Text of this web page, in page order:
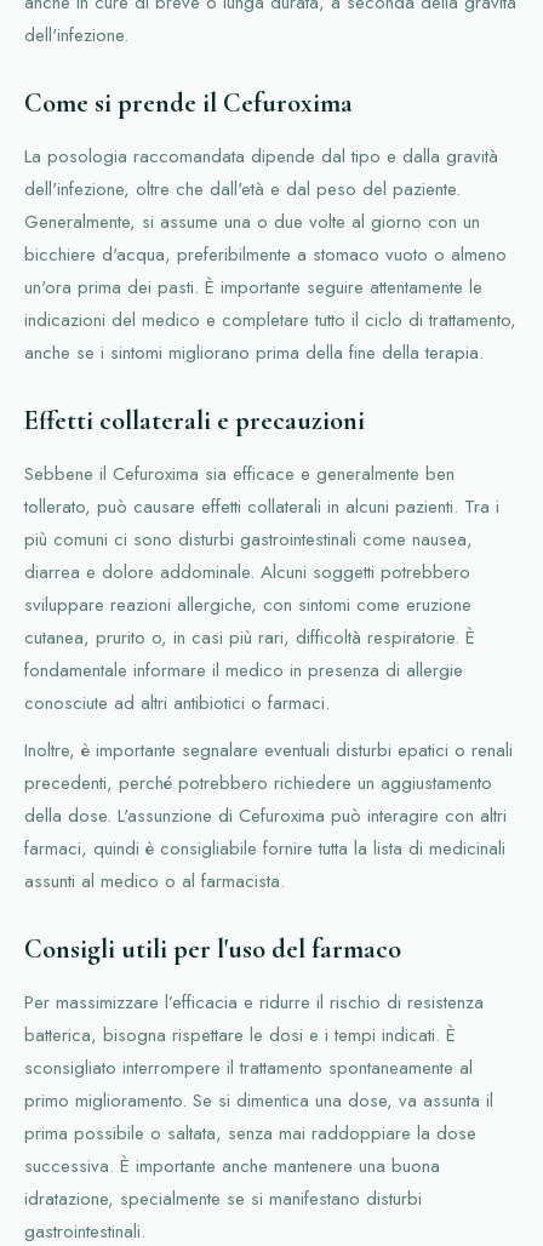
dell'infezione.
Come si prende il Cefuroxima
La posologia raccomandata dipende dal tipo e dalla gravità
dell'infezione, oltre che dall'età e dal peso del paziente.
Generalmente, si assume una o due volte al giorno con un
bicchiere d'acqua, preferibilmente a stomaco vuoto o almeno
un'ora prima dei pasti. È importante seguire attentamente le
indicazioni del medico e completare tutto il ciclo di trattamento,
anche se i sintomi migliorano prima della fine della terapia.
Effetti collaterali e precauzioni
Sebbene il Cefuroxima sia efficace e generalmente ben
tollerato, può causare effetti collaterali in alcuni pazienti. Tra i
più comuni ci sono disturbi gastrointestinali come nausea,
diarrea e dolore addominale. Alcuni soggetti potrebbero
sviluppare reazioni allergiche, con sintomi come eruzione
cutanea, prurito o, in casi più rari, difficoltà respiratorie. È
fondamentale informare il medico in presenza di allergie
conosciute ad altri antibiotici o farmaci.
Inoltre, è importante segnalare eventuali disturbi epatici o renali
precedenti, perché potrebbero richiedere un aggiustamento
della dose. L'assunzione di Cefuroxima può interagire con altri
farmaci, quindi è consigliabile fornire tutta la lista di medicinali
assunti al medico o al farmacista.
Consigli utili per l'uso del farmaco
Per massimizzare l’efficacia e ridurre il rischio di resistenza
batterica, bisogna rispettare le dosi e i tempi indicati. È
sconsigliato interrompere il trattamento spontaneamente al
primo miglioramento. Se si dimentica una dose, va assunta il
prima possibile o saltata, senza mai raddoppiare la dose
successiva. È importante anche mantenere una buona
idratazione, specialmente se si manifestano disturbi
gastrointestinali.